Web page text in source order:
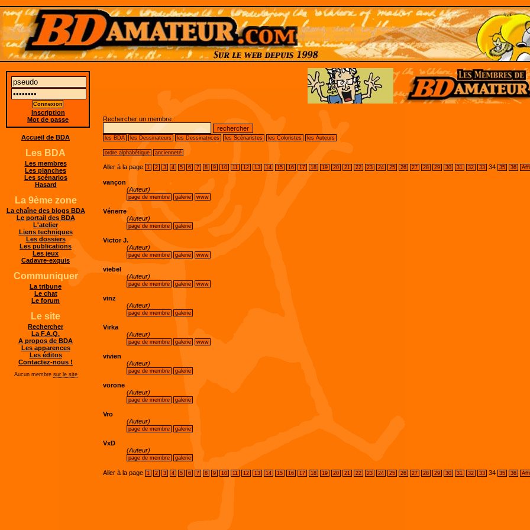
Rechercher un membre :
les BDA les Dessinateurs les Dessinatrices les Scénaristes les Coloristes les Auteurs
ordre alphabétique ancienneté
Aller à la page 1 2 3 4 5 6 7 8 9 10 11 12 13 14 15 16 17 18 19 20 21 22 23 24 25 26 27 28 29 30 31 32 33 34 35 36
vançon
(Auteur)
page de membre galerie www
Vénerre
(Auteur)
page de membre galerie
Victor J.
(Auteur)
page de membre galerie www
viebel
(Auteur)
page de membre galerie www
vinz
(Auteur)
page de membre galerie
Virka
(Auteur)
page de membre galerie www
vivien
(Auteur)
page de membre galerie
vorone
(Auteur)
page de membre galerie
Vro
(Auteur)
page de membre galerie
VxD
(Auteur)
page de membre galerie
Aller à la page 1 2 3 4 5 6 7 8 9 10 11 12 13 14 15 16 17 18 19 20 21 22 23 24 25 26 27 28 29 30 31 32 33 34 35 36
Inscription
Mot de passe
Accueil de BDA
Les BDA
Les membres
Les planches
Les scénarios
Hasard
La 9ème zone
La chaîne des blogs BDA
Le portail des BDA
L'atelier
Liens techniques
Les dossiers
Les publications
Les jeux
Cadavre-exquis
Communiquer
La tribune
Le chat
Le forum
Le site
Rechercher
La F.A.Q.
A propos de BDA
Les apparences
Les éditos
Contactez-nous !
Aucun membre sur le site